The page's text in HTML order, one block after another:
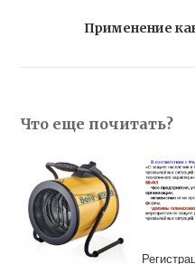
Применение
Что еще почитать?